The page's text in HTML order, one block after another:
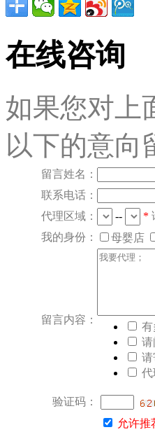
在线咨询
如果您对上
以下的意向
留言姓名：
联系电话：
代理区域：
-- *
我的身份：
母婴店
留言内容：
有
请
请
代
验证码：
允许推